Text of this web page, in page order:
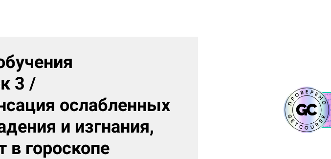
3 /
ослабленных
и изгнания,
в гороскопе